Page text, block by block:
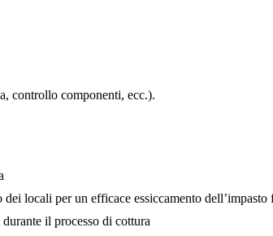
controllo componenti, ecc.).
locali per un efficace essiccamento dell’impasto
il processo di cottura